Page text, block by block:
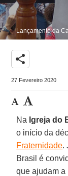
Lançamento da
share
27 Fevereiro 2020
Na Igreja do
o início da
Fraternidade.
Brasil é
que ajudam a